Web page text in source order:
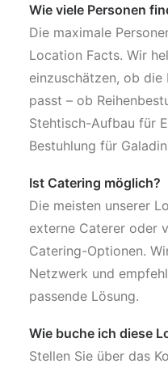
Wie viele Personen
Die maximale
Location Facts. Wir
einzuschätzen, ob die
passt – ob
Stehtisch-Aufbau für
Bestuhlung für
Ist Catering möglich?
Die meisten unserer
externe Caterer oder
Catering-Optionen.
Netzwerk und
passende Lösung.
Wie buche ich diese
Stellen Sie über das